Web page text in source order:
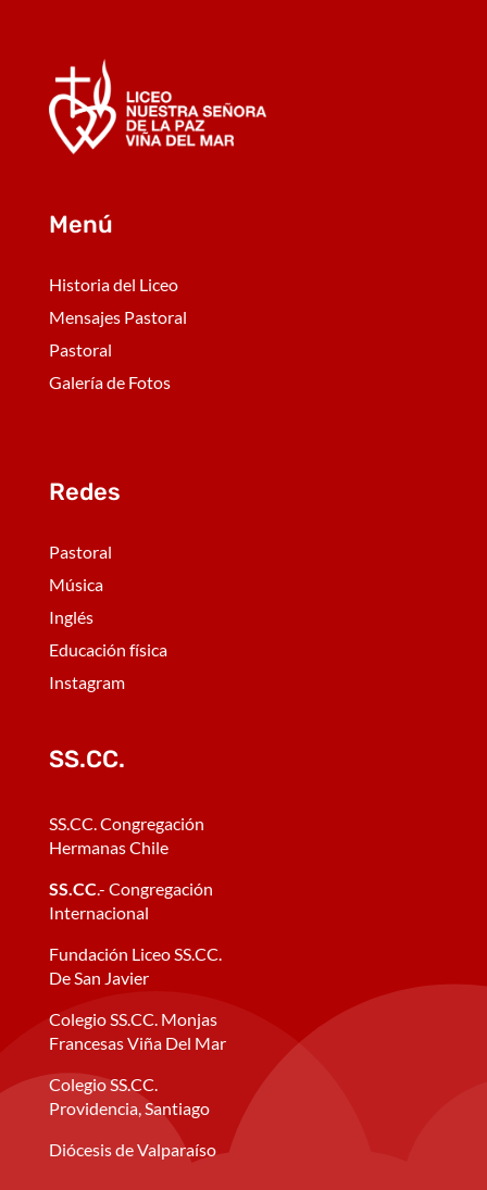
Menú
Historia del Liceo
Mensajes Pastoral
Pastoral
Galería de Fotos
Redes
Pastoral
Música
Inglés
Educación física
Instagram
SS.CC.
SS.CC. Congregación
Hermanas Chile
SS.CC.- Congregación
Internacional
Fundación Liceo SS.CC.
De San Javier
Colegio SS.CC. Monjas
Francesas Viña Del Mar
Colegio SS.CC.
Providencia, Santiago
Diócesis de Valparaíso